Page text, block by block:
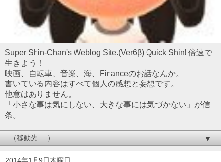
Super Shin-Chan's Weblog Site.(Ver6β) Quick Shin! 倍速で
生きよう！
映画、自転車、音楽、海、Financeのお話なんか。
書いている内容はすべて個人の感想と妄想です。
他意はありません。
「小さな事は気にしない、大きな事には気づかない」が信
条。
▼
2014年1月9日木曜日